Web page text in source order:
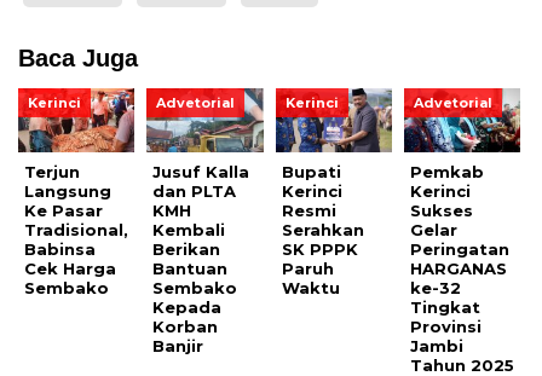
Baca Juga
Kerinci
Terjun
Langsung
Ke Pasar
Tradisional,
Babinsa
Cek Harga
Sembako
Advetorial
Jusuf Kalla
dan PLTA
KMH
Kembali
Berikan
Bantuan
Sembako
Kepada
Korban
Banjir
Kerinci
Bupati
Kerinci
Resmi
Serahkan
SK PPPK
Paruh
Waktu
Advetorial
Pemkab
Kerinci
Sukses
Gelar
Peringatan
HARGANAS
ke-32
Tingkat
Provinsi
Jambi
Tahun 2025